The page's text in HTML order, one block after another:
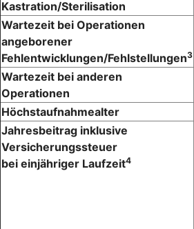
Kastration/Sterilisation
Wartezeit bei Operationen
angeborener
Fehlentwicklungen/Fehlstellungen3
Wartezeit bei anderen
Operationen
Höchstaufnahmealter
Jahresbeitrag inklusive
Versicherungssteuer
bei einjähriger Laufzeit4